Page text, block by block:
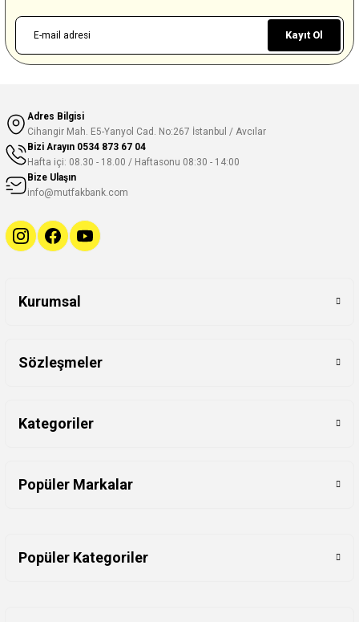
Kayıt Ol
Adres Bilgisi
Cihangir Mah. E5-Yanyol Cad. No:267 İstanbul / Avcılar
Bizi Arayın 0534 873 67 04
Hafta içi: 08.30 - 18.00 / Haftasonu 08:30 - 14:00
Bize Ulaşın
info@mutfakbank.com
Kurumsal
Sözleşmeler
Kategoriler
Popüler Markalar
Popüler Kategoriler